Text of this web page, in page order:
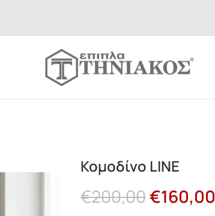
Κομοδίνο LINE
€200,00€160,00